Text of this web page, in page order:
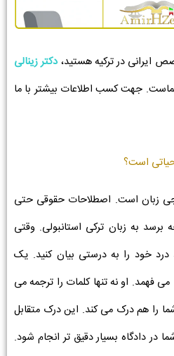
ایرانی در ترکیه هستید، دکتر زینالی
جهت کسب اطلاعات بیشتر با ما
حیاتی است؟
زبان است. اصطلاحات حقوقی حتی
به زبان ترکی استانبولی. وقتی
درد خود را به درستی بیان کنید. یک
می فهمد. او نه تنها کلمات را ترجمه می
را هم درک می کند. این درک متقابل
دادگاه بسیار دقیق تر انجام شود.